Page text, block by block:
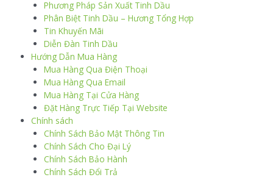
Phương Pháp Sản Xuất Tinh Dầu
Phân Biệt Tinh Dầu – Hương Tổng Hợp
Tin Khuyến Mãi
Diễn Đàn Tinh Dầu
Hướng Dẫn Mua Hàng
Mua Hàng Qua Điện Thoại
Mua Hàng Qua Email
Mua Hàng Tại Cửa Hàng
Đặt Hàng Trực Tiếp Tại Website
Chính sách
Chính Sách Bảo Mật Thông Tin
Chính Sách Cho Đại Lý
Chính Sách Bảo Hành
Chính Sách Đổi Trả